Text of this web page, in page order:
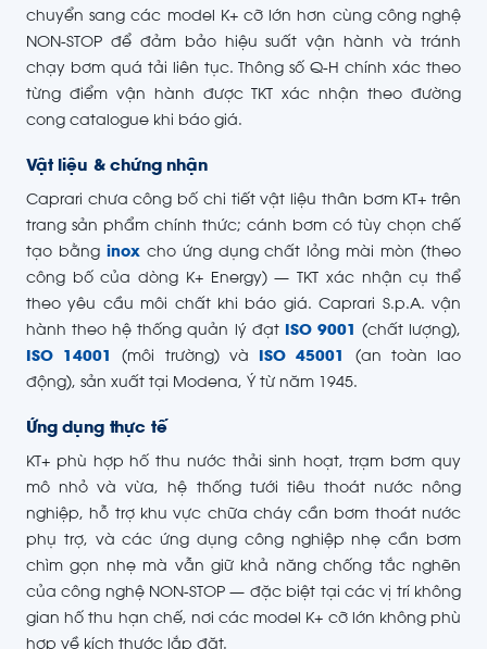
chuyển sang các model K+ cỡ lớn hơn cùng công nghệ
NON-STOP để đảm bảo hiệu suất vận hành và tránh
chạy bơm quá tải liên tục. Thông số Q-H chính xác theo
từng điểm vận hành được TKT xác nhận theo đường
cong catalogue khi báo giá.
Vật liệu & chứng nhận
Caprari chưa công bố chi tiết vật liệu thân bơm KT+ trên
trang sản phẩm chính thức; cánh bơm có tùy chọn chế
tạo bằng inoxcho ứng dụng chất lỏng mài mòn (theo
công bố của dòng K+ Energy) — TKT xác nhận cụ thể
theo yêu cầu môi chất khi báo giá. Caprari S.p.A. vận
hành theo hệ thống quản lý đạt ISO 9001 (chất lượng),
ISO 14001
(môi trường) và ISO 45001
(an toàn lao
động), sản xuất tại Modena, Ý từ năm 1945.
Ứng dụng thực tế
KT+ phù hợp hố thu nước thải sinh hoạt, trạm bơm quy
mô nhỏ và vừa, hệ thống tưới tiêu thoát nước nông
nghiệp, hỗ trợ khu vực chữa cháy cần bơm thoát nước
phụ trợ, và các ứng dụng công nghiệp nhẹ cần bơm
chìm gọn nhẹ mà vẫn giữ khả năng chống tắc nghẽn
của công nghệ NON-STOP — đặc biệt tại các vị trí không
gian hố thu hạn chế, nơi các model K+ cỡ lớn không phù
hợp về kích thước lắp đặt.